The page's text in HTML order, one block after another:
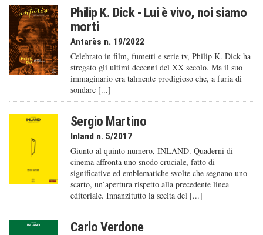
Philip K. Dick - Lui è vivo, noi siamo
morti
Antarès n. 19/2022
Celebrato in film, fumetti e serie tv, Philip K. Dick ha
stregato gli ultimi decenni del XX secolo. Ma il suo
immaginario era talmente prodigioso che, a furia di
sondare [...]
Sergio Martino
Inland n. 5/2017
Giunto al quinto numero, INLAND. Quaderni di
cinema affronta uno snodo cruciale, fatto di
significative ed emblematiche svolte che segnano uno
scarto, un’apertura rispetto alla precedente linea
editoriale. Innanzitutto la scelta del [...]
Carlo Verdone